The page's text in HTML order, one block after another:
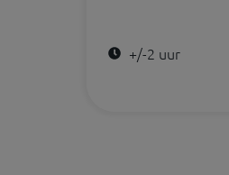
+/-2 uur